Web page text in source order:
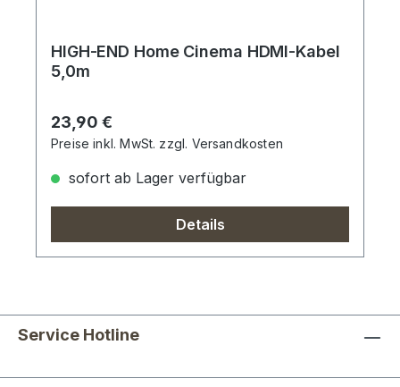
HIGH-END Home Cinema HDMI-Kabel
5,0m
Regulärer Preis:
23,90 €
Preise inkl. MwSt. zzgl. Versandkosten
sofort ab Lager verfügbar
Details
Service Hotline